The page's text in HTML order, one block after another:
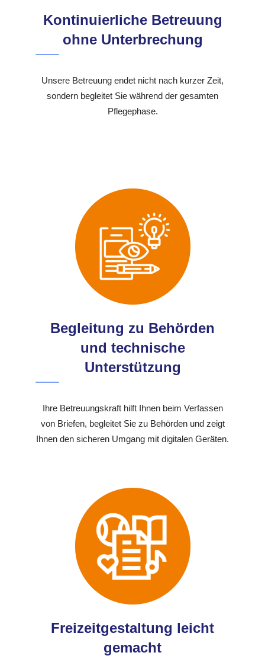
Kontinuierliche Betreuung
ohne Unterbrechung
Unsere Betreuung endet nicht nach kurzer Zeit,
sondern begleitet Sie während der gesamten
Pflegephase.
Begleitung zu Behörden
und technische
Unterstützung
Ihre Betreuungskraft hilft Ihnen beim Verfassen
von Briefen, begleitet Sie zu Behörden und zeigt
Ihnen den sicheren Umgang mit digitalen Geräten.
Freizeitgestaltung leicht
gemacht